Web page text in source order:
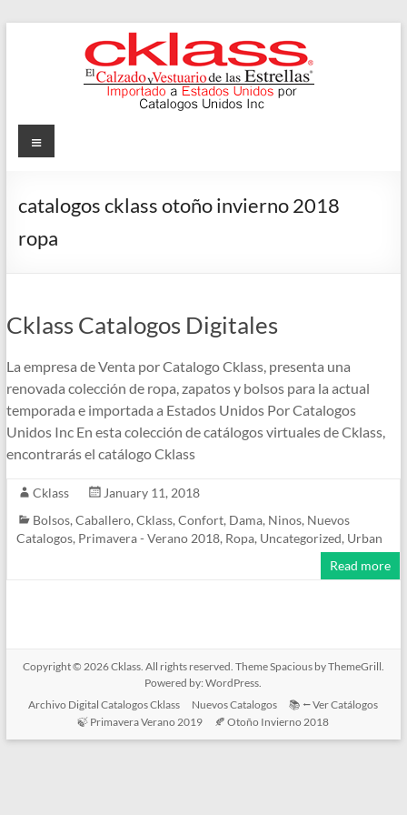
Cklass
y
Vestuario
Menu
catalogos cklass otoño invierno 2018
ropa
Cklass Catalogos Digitales
La empresa de Venta por Catalogo Cklass, presenta una
renovada colección de ropa, zapatos y bolsos para la actual
temporada e importada a Estados Unidos Por Catalogos
Unidos Inc En esta colección de catálogos virtuales de Cklass,
encontrarás el catálogo Cklass
Cklass
January 11, 2018
Bolsos, Caballero, Cklass, Confort, Dama, Ninos, Nuevos
Catalogos, Primavera - Verano 2018, Ropa, Uncategorized, Urban
Read more
Copyright © 2026Cklass. All rights reserved. ThemeSpaciousby ThemeGrill.
Powered by:WordPress.
Archivo Digital Catalogos Cklass
Nuevos Catalogos
📚 ⭠ Ver Catálogos
🍃 Primavera Verano 2019
🍂 Otoño Invierno 2018